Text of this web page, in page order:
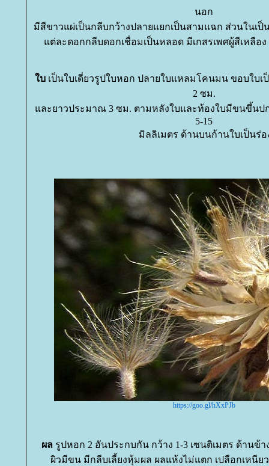
นอก
มีสีขาวแผ่เป็นกลีบกว้างปลายแยกเป็นสามแฉก ส่วนใน
ต่ละดอกกลีบดอกเชื่อมเป็นหลอด มีเกสรเพศผู้สีเหลือง
บ เป็นใบเดี่ยวรูปใบหอก ปลายใบแหลมโคนมน ขอบใบ
2 ซม.
ละยาวประมาณ 3 ซม. ตามหลังใบและท้องใบมีขนขึ้นป
5-15
มิลลิเมตร ด้านบนก้านใบเป็นร่อ
https://goo.gl/hXxPJb
ผล รูปหอก 2 อันประกบกัน กว้าง 1-3 เซนติเมตร ด้านข้
ผิวมีขน มีกลีบเลี้ยงหุ้มผล ผลแห้งไม่แตก เปลือกเหนี